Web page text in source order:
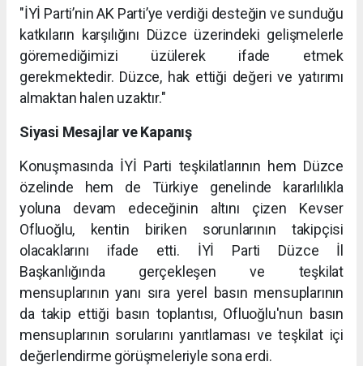
"İYİ Parti’nin AK Parti’ye verdiği desteğin ve sunduğu
katkıların karşılığını Düzce üzerindeki gelişmelerle
göremediğimizi üzülerek ifade etmek
gerekmektedir. Düzce, hak ettiği değeri ve yatırımı
almaktan halen uzaktır."
Siyasi Mesajlar ve Kapanış
Konuşmasında İYİ Parti teşkilatlarının hem Düzce
özelinde hem de Türkiye genelinde kararlılıkla
yoluna devam edeceğinin altını çizen Kevser
Ofluoğlu, kentin biriken sorunlarının takipçisi
olacaklarını ifade etti. İYİ Parti Düzce İl
Başkanlığında gerçekleşen ve teşkilat
mensuplarının yanı sıra yerel basın mensuplarının
da takip ettiği basın toplantısı, Ofluoğlu'nun basın
mensuplarının sorularını yanıtlaması ve teşkilat içi
değerlendirme görüşmeleriyle sona erdi.